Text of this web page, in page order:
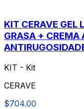
KIT CERAVE GEL
GRASA + CREMA
KIT - Kit
CERAVE
$704.00